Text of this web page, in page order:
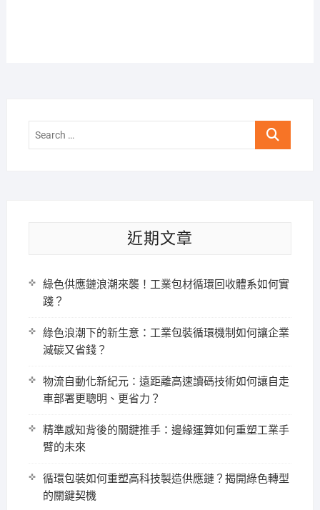
Search
近期文章
綠色供應鏈浪潮來襲！工業包材循環回收體系如何實
踐？
綠色浪潮下的新生意：工業包裝循環機制如何讓企業
減碳又省錢？
物流自動化新紀元：遠距離高速讀碼技術如何讓自走
車部署更聰明、更省力？
精準感知背後的關鍵推手：邊緣運算如何重塑工業手
臂的未來
循環包裝如何重塑高科技製造供應鏈？揭開綠色轉型
的關鍵契機